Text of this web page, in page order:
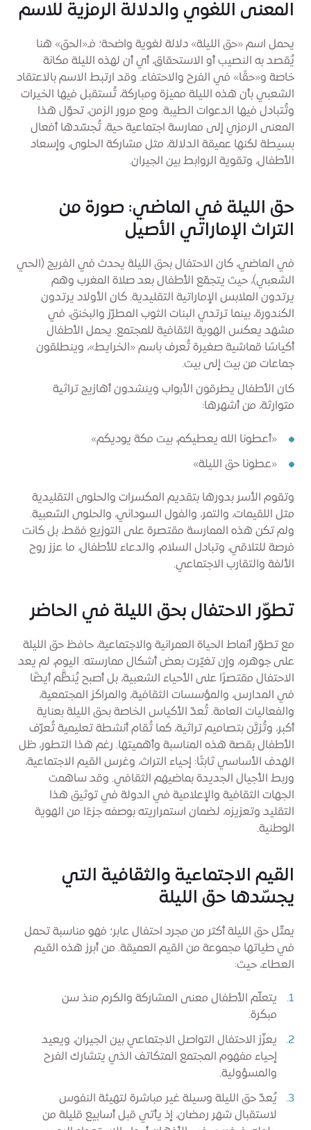
المعنى اللغوي والدلالة الرمزية للاسم
يحمل اسم «حق الليلة» دلالة لغوية واضحة؛ فـ«الحق» هنا
يُقصد به النصيب أو الاستحقاق، أي أن لهذه الليلة مكانة
خاصة و«حقًا» في الفرح والاحتفاء. وقد ارتبط الاسم بالاعتقاد
الشعبي بأن هذه الليلة مميزة ومباركة، تُستقبل فيها الخيرات
وتُتبادل فيها الدعوات الطيبة. ومع مرور الزمن، تحوّل هذا
المعنى الرمزي إلى ممارسة اجتماعية حية، تُجسّدها أفعال
بسيطة لكنها عميقة الدلالة، مثل مشاركة الحلوى، وإسعاد
الأطفال، وتقوية الروابط بين الجيران.
حق الليلة في الماضي: صورة من
التراث الإماراتي الأصيل
في الماضي، كان الاحتفال بحق الليلة يحدث في الفريج (الحي
الشعبي)، حيث يتجمّع الأطفال بعد صلاة المغرب وهم
يرتدون الملابس الإماراتية التقليدية. كان الأولاد يرتدون
الكندورة، بينما ترتدي البنات الثوب المطرّز والبخنق، في
مشهد يعكس الهوية الثقافية للمجتمع. يحمل الأطفال
أكياسًا قماشية صغيرة تُعرف باسم «الخرايط»، وينطلقون
جماعات من بيت إلى بيت.
كان الأطفال يطرقون الأبواب وينشدون أهازيج تراثية
متوارثة، من أشهرها:
«أعطونا الله يعطيكم، بيت مكة يوديكم»
«عطونا حق الليلة»
وتقوم الأسر بدورها بتقديم المكسرات والحلوى التقليدية
مثل اللقيمات، والتمر، والفول السوداني، والحلوى الشعبية.
ولم تكن هذه الممارسة مقتصرة على التوزيع فقط، بل كانت
فرصة للتلاقي، وتبادل السلام، والدعاء للأطفال، ما عزز روح
الألفة والتقارب الاجتماعي.
تطوّر الاحتفال بحق الليلة في الحاضر
مع تطوّر أنماط الحياة العمرانية والاجتماعية، حافظ حق الليلة
على جوهره، وإن تغيّرت بعض أشكال ممارسته. اليوم، لم يعد
الاحتفال مقتصرًا على الأحياء الشعبية، بل أصبح يُنظَّم أيضًا
في المدارس، والمؤسسات الثقافية، والمراكز المجتمعية،
والفعاليات العامة. تُعدّ الأكياس الخاصة بحق الليلة بعناية
أكبر، وتُزيَّن بتصاميم تراثية، كما تُقام أنشطة تعليمية تُعرّف
الأطفال بقصة هذه المناسبة وأهميتها. رغم هذا التطور، ظل
الهدف الأساسي ثابتًا: إحياء التراث، وغرس القيم الاجتماعية،
وربط الأجيال الجديدة بماضيهم الثقافي. وقد ساهمت
الجهات الثقافية والإعلامية في الدولة في توثيق هذا
التقليد وتعزيزه، لضمان استمراريته بوصفه جزءًا من الهوية
الوطنية.
القيم الاجتماعية والثقافية التي
يجسّدها حق الليلة
يمثّل حق الليلة أكثر من مجرد احتفال عابر؛ فهو مناسبة تحمل
في طياتها مجموعة من القيم العميقة. من أبرز هذه القيم
العطاء، حيث:
يتعلّم الأطفال معنى المشاركة والكرم منذ سن
مبكرة.
يعزّز الاحتفال التواصل الاجتماعي بين الجيران، ويعيد
إحياء مفهوم المجتمع المتكاتف الذي يتشارك الفرح
والمسؤولية.
يُعدّ حق الليلة وسيلة غير مباشرة لتهيئة النفوس
لاستقبال شهر رمضان، إذ يأتي قبل أسابيع قليلة من